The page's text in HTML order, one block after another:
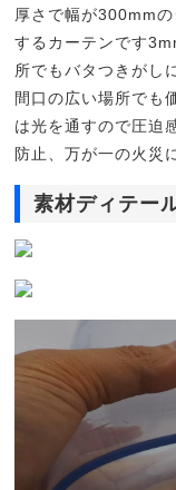
厚さで幅が300mm
するカーテンです
所でもバタつきがし
間口の広い場所でも
は光を通すので圧迫
防止、万が一の火災
素材ディテー